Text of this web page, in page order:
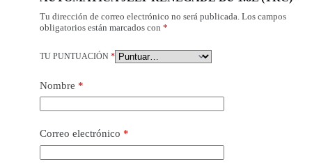
Tu dirección de correo electrónico no será publicada. Los campos
obligatorios están marcados con *
TU PUNTUACIÓN *
Nombre *
Correo electrónico *